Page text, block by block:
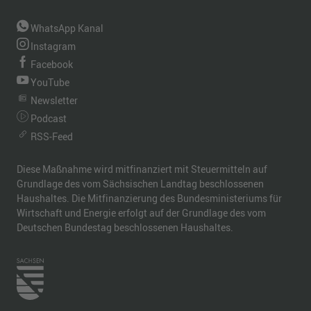
WhatsApp Kanal
Instagram
Facebook
YouTube
Newsletter
Podcast
RSS-Feed
Diese Maßnahme wird mitfinanziert mit Steuermitteln auf
Grundlage des vom Sächsischen Landtag beschlossenen
Haushaltes. Die Mitfinanzierung des Bundesministeriums für
Wirtschaft und Energie erfolgt auf der Grundlage des vom
Deutschen Bundestag beschlossenen Haushaltes.